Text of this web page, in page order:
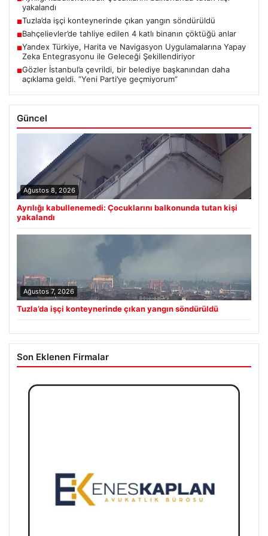
yakalandı
■Tuzla’da işçi konteynerinde çıkan yangın söndürüldü
■Bahçelievler’de tahliye edilen 4 katlı binanın çöktüğü anlar
■Yandex Türkiye, Harita ve Navigasyon Uygulamalarına Yapay
Zeka Entegrasyonu ile Geleceği Şekillendiriyor
■Gözler İstanbul’a çevrildi, bir belediye başkanından daha
açıklama geldi. “Yeni Parti’ye geçmiyorum”
Güncel
Ağustos 8, 2026
Ayrılığı kabullenemedi: Çocuklarını balkonunda tutan kişi
yakalandı
Ağustos 7, 2026
Tuzla’da işçi konteynerinde çıkan yangın söndürüldü
Son Eklenen Firmalar